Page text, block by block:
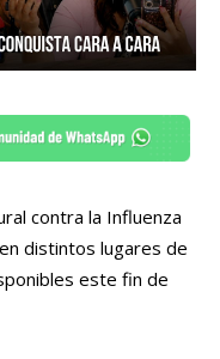
contra la Influenza
distintos lugares de
este fin de